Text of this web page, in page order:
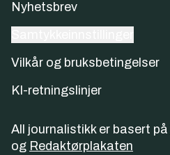
Nyhetsbrev
Vilkår og bruksbetingelser
KI-retningslinjer
All journalistikk er basert på
og Redaktørplakaten